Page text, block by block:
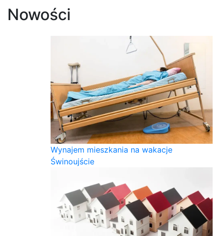
Nowości
Wynajem mieszkania na wakacje
Świnoujście